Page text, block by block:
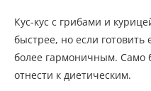
Кус-кус с грибами и
быстрее, но если готовить
более гармоничным. Само
отнести к диетическим.